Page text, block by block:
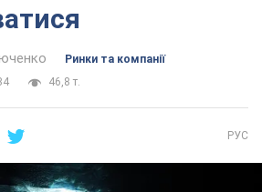
Ринки та компанії
46,8 т.
РУС